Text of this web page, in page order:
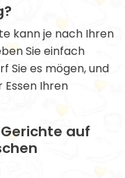
kann je nach Ihren
Sie einfach
Sie es mögen, und
Ihren
auf